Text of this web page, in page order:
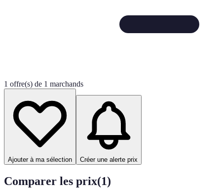
1 offre(s) de 1 marchands
Ajouter à ma sélection Créer une alerte prix
Comparer les prix(1)